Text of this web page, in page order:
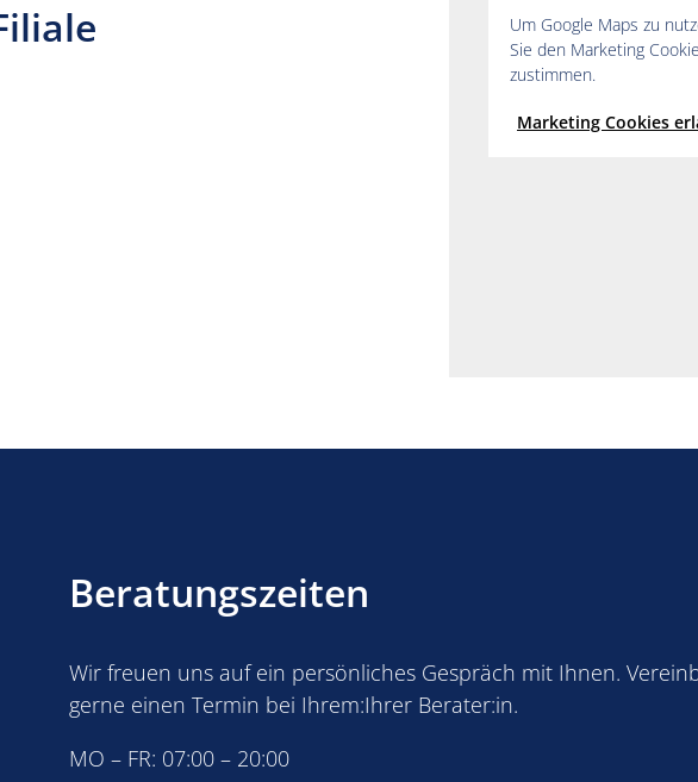
Um Google Maps zu
Sie den Marketing
zustimmen.
Marketing Cookies
Beratungszeiten
Wir freuen uns auf ein persönliches Gespräch mit Ihnen.
gerne einen Termin bei Ihrem:Ihrer Berater:in.
Montag bis Freitag, sieben bis 20 Uhr
MO – FR: 07:00 – 20:00